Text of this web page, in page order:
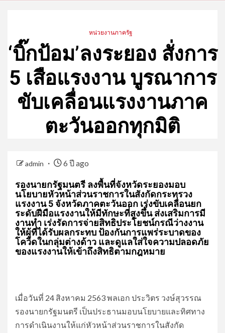
หน่วยงานภาครัฐ
‘บิ๊กป้อม’ลงระยอง สั่งการ
5 เสือแรงงาน บูรณาการ
ขับเคลื่อนแรงงานภาค
ตะวันออกทุกมิติ
admin 6 ปี ago
รองนายกรัฐมนตรี ลงพื้นที่จังหวัดระยองมอบ
นโยบายหัวหน้าส่วนราชการในสังกัดกระทรวง
แรงงาน 5 จังหวัดภาคตะวันออก เร่งขับเคลื่อนยก
ระดับฝีมือแรงงานให้มีทักษะที่สูงขึ้น ส่งเสริมการมี
งานทำ เร่งรัดการจ่ายสิทธิประโยชน์กรณีว่างงาน
ให้ผู้ที่ได้รับผลกระทบ ป้องกันการแพร่ระบาดของ
โควิดในกลุ่มต่างด้าว และดูแลใส่ใจความปลอดภัย
ของแรงงานให้เข้าถึงสิทธิตามกฎหมาย
เมื่อวันที่ 24 สิงหาคม 2563 พลเอก ประวิตร วงษ์สุวรรณ
รองนายกรัฐมนตรี เป็นประธานมอบนโยบายและทิศทาง
การดำเนินงานให้แก่หัวหน้าส่วนราชการในสังกัด